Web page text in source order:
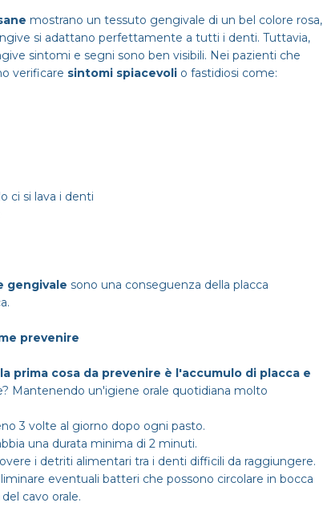
mostrano un tessuto gengivale di un bel colore rosa,
si adattano perfettamente a tutti i denti. Tuttavia,
sintomi e segni sono ben visibili. Nei pazienti che
verificare sintomi spiacevoli o fastidiosi come:
ci si lava i denti
gengivale sono una conseguenza della placca
prevenire
la prima cosa da prevenire è l'accumulo di placca e
Mantenendo un'igiene orale quotidiana molto
3 volte al giorno dopo ogni pasto.
una durata minima di 2 minuti.
i detriti alimentari tra i denti difficili da raggiungere.
eventuali batteri che possono circolare in bocca
cavo orale.